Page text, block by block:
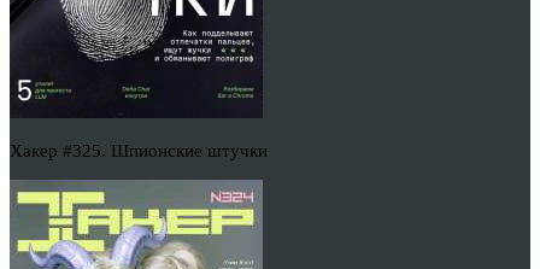
Хакер #325. Шпионские штучки